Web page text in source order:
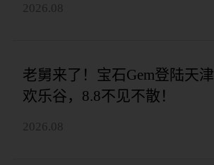
2026.08
老舅来了！宝石Gem登陆天津
欢乐谷，8.8不见不散！
2026.08